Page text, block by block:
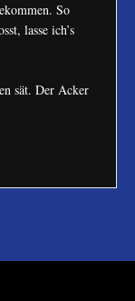
So
lasse ich’s
sät. Der Acker